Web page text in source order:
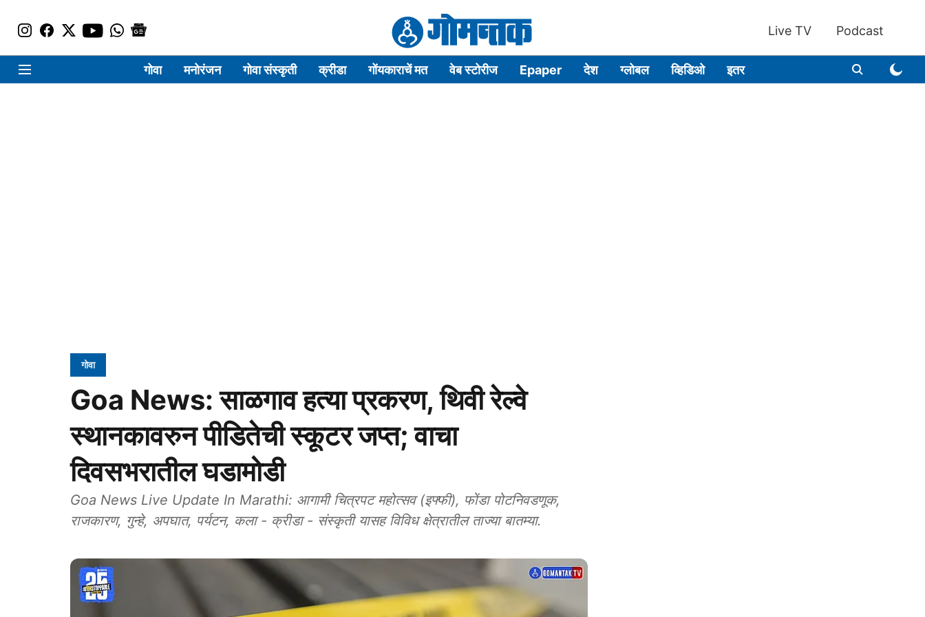
Live TV Podcast
गोवा मनोरंजन गोवा संस्कृती क्रीडा गोंयकाराचें मत वेब स्टोरीज Epaper देश ग्लोबल व्हिडिओ इतर
गोवा
Goa News: साळगाव हत्या प्रकरण, थिवी रेल्वे
स्थानकावरुन पीडितेची स्कूटर जप्त; वाचा
दिवसभरातील घडामोडी
Goa News Live Update In Marathi: आगामी चित्रपट महोत्सव (इफ्फी), फोंडा पोटनिवडणूक,
राजकारण, गुन्हे, अपघात, पर्यटन, कला - क्रीडा - संस्कृती यासह विविध क्षेत्रातील ताज्या बातम्या.